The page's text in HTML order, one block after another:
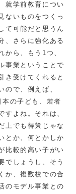
学前教育につい
ないものをつくっ
て可能だと思うん
、さらに強化ある
から、もう1つ、
事業ということで
き受けてくれると
ので、例えば、
の子ども、若者
すよね。それは、
上でも得策じゃな
とか、何とかしか
比較的高い子がい
でしょうし、そう
か、複数校での合
のモデル事業との